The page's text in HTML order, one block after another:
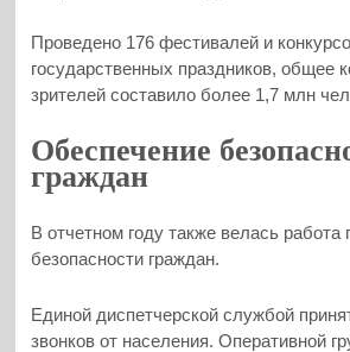
Проведено 176 фестивалей и
государственных праздников, общее
зрителей составило более 1,7 млн
Обеспечение
граждан
В отчетном году также велась
безопасности граждан.
Единой диспетчерской службой
звонков от населения. Оперативной